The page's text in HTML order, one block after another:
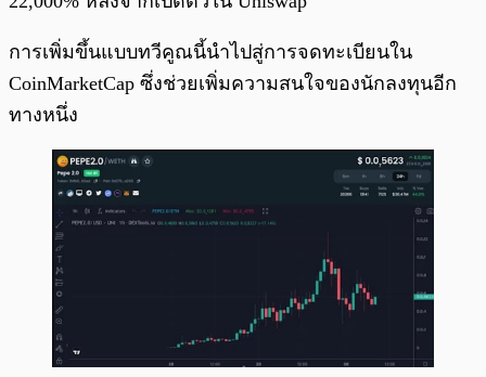
การเพิ่มขึ้นแบบทวีคูณนี้นำไปสู่การจดทะเบียนใน
CoinMarketCap ซึ่งช่วยเพิ่มความสนใจของนักลงทุนอีก
ทางหนึ่ง